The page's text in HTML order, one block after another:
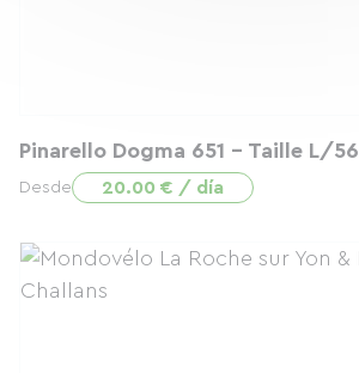
Pinarello Dogma 651 - Taille L/56
Desde 20.00 € / día